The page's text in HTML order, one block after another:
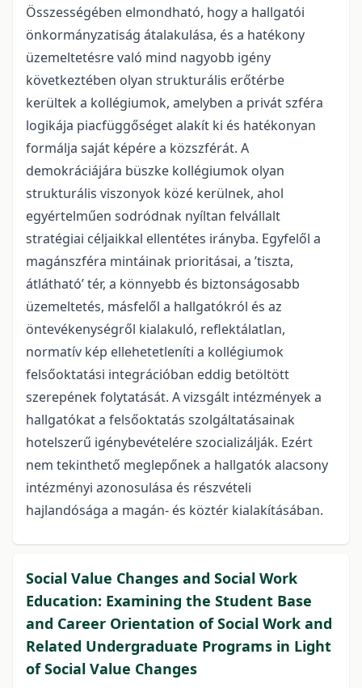
Összességében elmondható, hogy a hallgatói
önkormányzatiság átalakulása, és a hatékony
üzemeltetésre való mind nagyobb igény
következtében olyan strukturális erőtérbe
kerültek a kollégiumok, amelyben a privát szféra
logikája piacfüggőséget alakít ki és hatékonyan
formálja saját képére a közszférát. A
demokráciájára büszke kollégiumok olyan
strukturális viszonyok közé kerülnek, ahol
egyértelműen sodródnak nyíltan felvállalt
stratégiai céljaikkal ellentétes irányba. Egyfelől a
magánszféra mintáinak prioritásai, a ’tiszta,
átlátható’ tér, a könnyebb és biztonságosabb
üzemeltetés, másfelől a hallgatókról és az
öntevékenységről kialakuló, reflektálatlan,
normatív kép ellehetetleníti a kollégiumok
felsőoktatási integrációban eddig betöltött
szerepének folytatását. A vizsgált intézmények a
hallgatókat a felsőoktatás szolgáltatásainak
hotelszerű igénybevételére szocializálják. Ezért
nem tekinthető meglepőnek a hallgatók alacsony
intézményi azonosulása és részvételi
hajlandósága a magán- és köztér kialakításában.
Social Value Changes and Social Work
Education: Examining the Student Base
and Career Orientation of Social Work and
Related Undergraduate Programs in Light
of Social Value Changes